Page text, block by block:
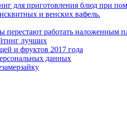
для приготовления блюд при
и венских вафель.
перестают работать наложенным
лучших
и фруктов 2017 года
данных